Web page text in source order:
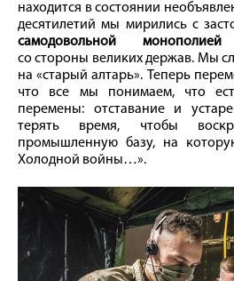
находится в состоянии
десятилетий мы мирились с
самодовольной
со стороны великих держав. Мы
на «старый алтарь». Теперь
что все мы понимаем, что
перемены: отставание и
терять время, чтобы
промышленную базу, на
Холодной вой­ны…».